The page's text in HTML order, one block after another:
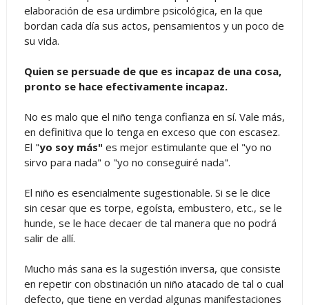
elaboración de esa urdimbre psicológica, en la que
bordan cada día sus actos, pensamientos y un poco de
su vida.
Quien se persuade de que es incapaz de una cosa,
pronto se hace efectivamente incapaz.
No es malo que el niño tenga confianza en sí. Vale más,
en definitiva que lo tenga en exceso que con escasez.
El "yo soy más" es mejor estimulante que el "yo no
sirvo para nada" o "yo no conseguiré nada".
El niño es esencialmente sugestionable. Si se le dice
sin cesar que es torpe, egoísta, embustero, etc., se le
hunde, se le hace decaer de tal manera que no podrá
salir de allí.
Mucho más sana es la sugestión inversa, que consiste
en repetir con obstinación un niño atacado de tal o cual
defecto, que tiene en verdad algunas manifestaciones